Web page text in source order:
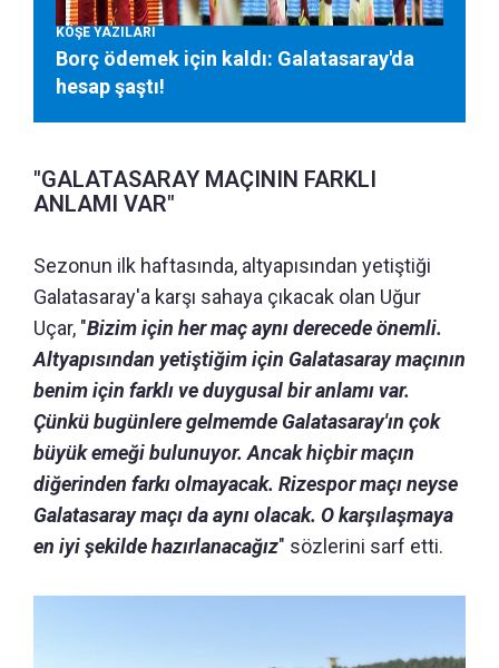
KÖŞE YAZILARI
Borç ödemek için kaldı: Galatasaray'da
hesap şaştı!
"GALATASARAY MAÇININ FARKLI
ANLAMI VAR"
Sezonun ilk haftasında, altyapısından yetiştiği
Galatasaray'a karşı sahaya çıkacak olan Uğur
Uçar, "Bizim için her maç aynı derecede önemli.
Altyapısından yetiştiğim için Galatasaray maçının
benim için farklı ve duygusal bir anlamı var.
Çünkü bugünlere gelmemde Galatasaray'ın çok
büyük emeği bulunuyor. Ancak hiçbir maçın
diğerinden farkı olmayacak. Rizespor maçı neyse
Galatasaray maçı da aynı olacak. O karşılaşmaya
en iyi şekilde hazırlanacağız" sözlerini sarf etti.